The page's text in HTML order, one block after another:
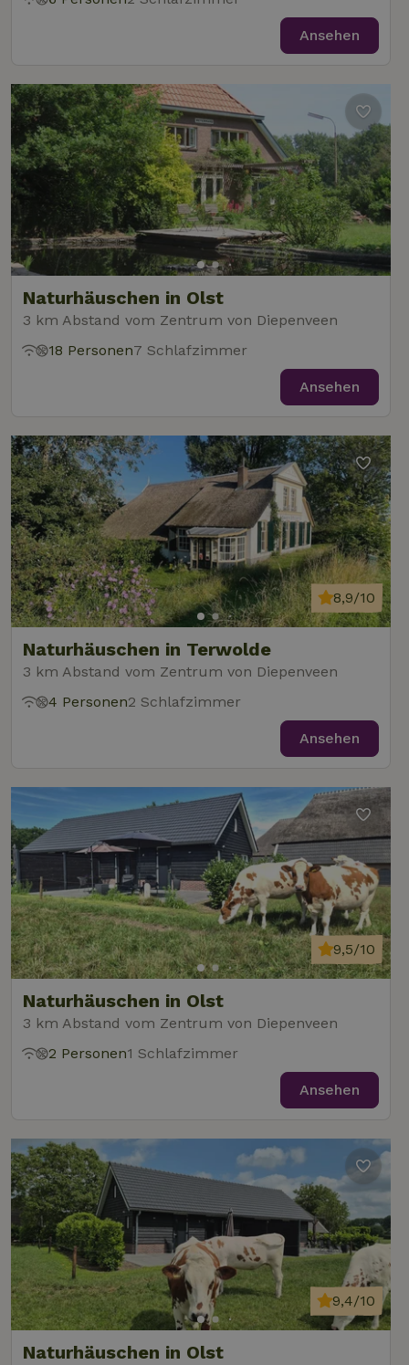
Ansehen
Naturhäuschen in Olst
3 km Abstand vom Zentrum von Diepenveen
18 Personen7 Schlafzimmer
Ansehen
Naturhäuschen in Terwolde
3 km Abstand vom Zentrum von Diepenveen
8,9/10
4 Personen2 Schlafzimmer
Ansehen
Naturhäuschen in Olst
3 km Abstand vom Zentrum von Diepenveen
9,5/10
2 Personen1 Schlafzimmer
Ansehen
Naturhäuschen in Olst
9,4/10